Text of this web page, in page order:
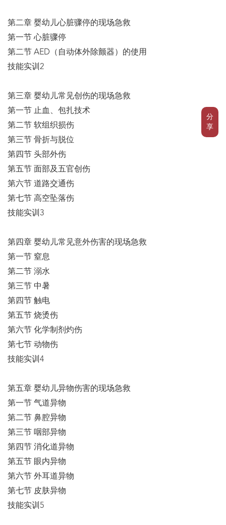
分
享
第二章 婴幼儿心脏骤停的现场急救
第一节 心脏骤停
第二节 AED（自动体外除颤器）的使用
技能实训2
第三章 婴幼儿常见创伤的现场急救
第一节 止血、包扎技术
第二节 软组织损伤
第三节 骨折与脱位
第四节 头部外伤
第五节 面部及五官创伤
第六节 道路交通伤
第七节 高空坠落伤
技能实训3
第四章 婴幼儿常见意外伤害的现场急救
第一节 窒息
第二节 溺水
第三节 中暑
第四节 触电
第五节 烧烫伤
第六节 化学制剂灼伤
第七节 动物伤
技能实训4
第五章 婴幼儿异物伤害的现场急救
第一节 气道异物
第二节 鼻腔异物
第三节 咽部异物
第四节 消化道异物
第五节 眼内异物
第六节 外耳道异物
第七节 皮肤异物
技能实训5